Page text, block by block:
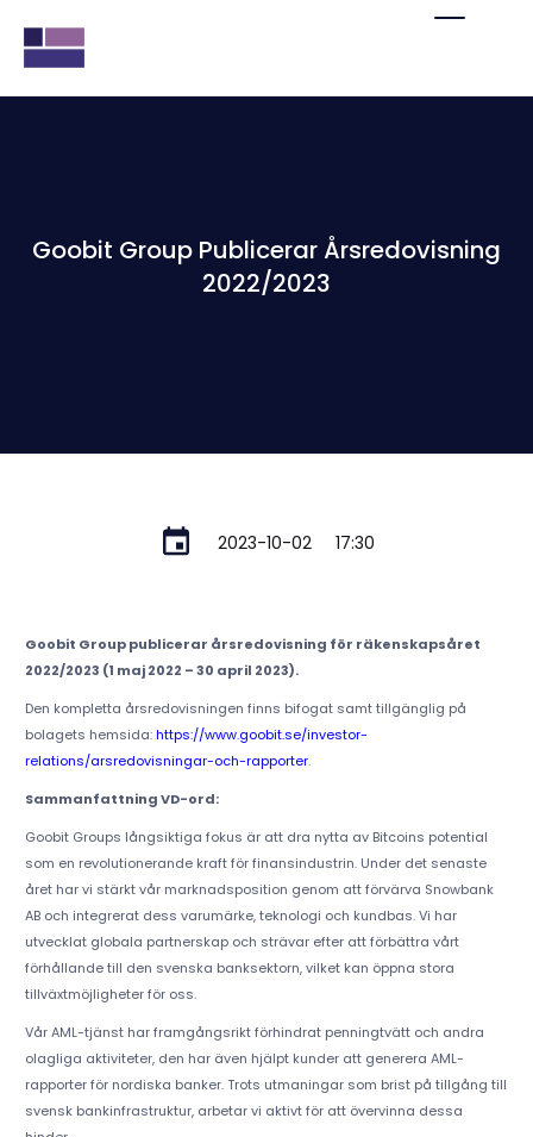
Goobit Group Publicerar Årsredovisning
2022/2023
2023-10-02 17:30
Goobit Group publicerar årsredovisning för räkenskapsåret
2022/2023 (1 maj 2022 – 30 april 2023).
Den kompletta årsredovisningen finns bifogat samt tillgänglig på
bolagets hemsida:https://www.goobit.se/investor-
relations/arsredovisningar-och-rapporter.
Sammanfattning VD-ord:
Goobit Groups långsiktiga fokus är att dra nytta av Bitcoins potential
som en revolutionerande kraft för finansindustrin. Under det senaste
året har vi stärkt vår marknadsposition genom att förvärva Snowbank
AB och integrerat dess varumärke, teknologi och kundbas. Vi har
utvecklat globala partnerskap och strävar efter att förbättra vårt
förhållande till den svenska banksektorn, vilket kan öppna stora
tillväxtmöjligheter för oss.
Vår AML-tjänst har framgångsrikt förhindrat penningtvätt och andra
olagliga aktiviteter, den har även hjälpt kunder att generera AML-
rapporter för nordiska banker. Trots utmaningar som brist på tillgång till
svensk bankinfrastruktur, arbetar vi aktivt för att övervinna dessa